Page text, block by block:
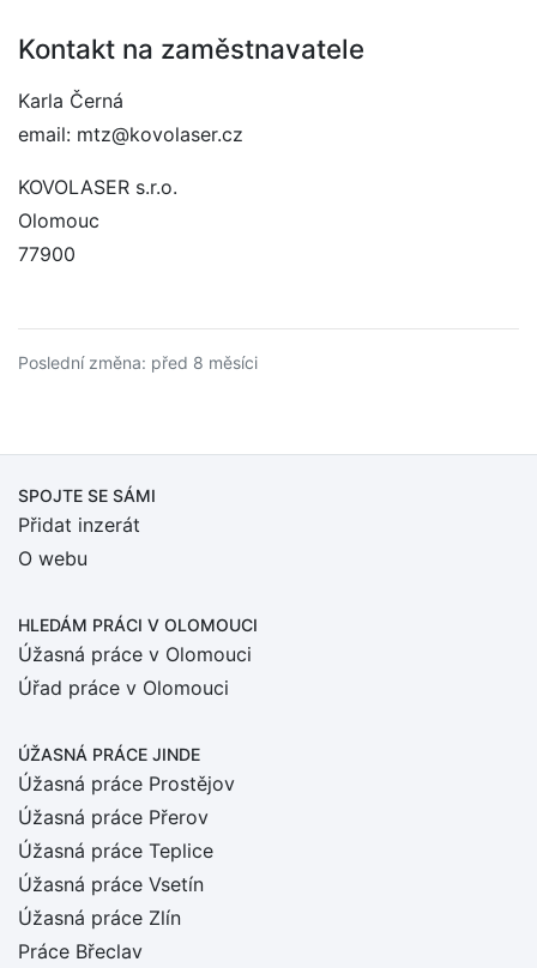
Kontakt na zaměstnavatele
Karla Černá
email: mtz@kovolaser.cz
KOVOLASER s.r.o.
Olomouc
77900
Poslední změna: před 8 měsíci
SPOJTE SE SÁMI
Přidat inzerát
O webu
HLEDÁM PRÁCI V OLOMOUCI
Úžasná práce v Olomouci
Úřad práce v Olomouci
ÚŽASNÁ PRÁCE JINDE
Úžasná práce Prostějov
Úžasná práce Přerov
Úžasná práce Teplice
Úžasná práce Vsetín
Úžasná práce Zlín
Práce Břeclav